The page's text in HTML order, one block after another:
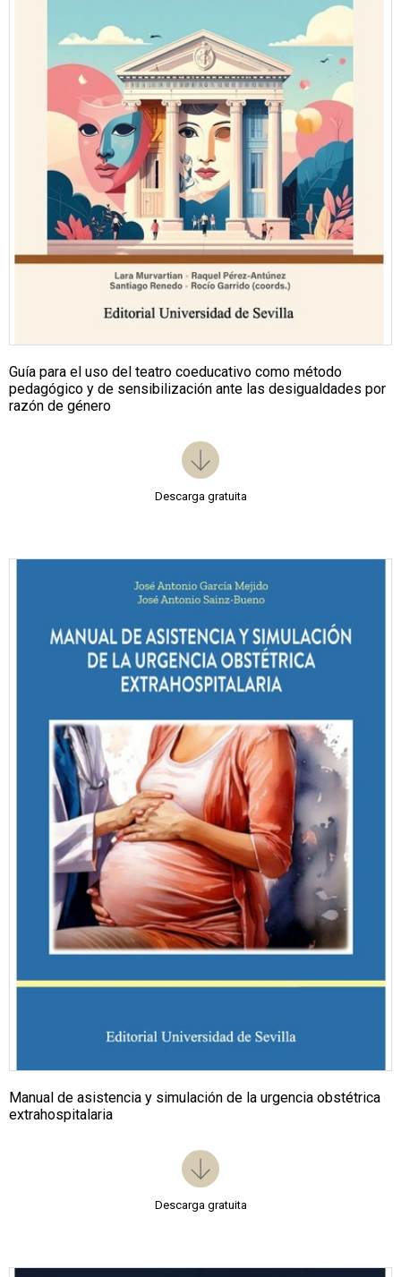
Guía para el uso del teatro coeducativo como método
pedagógico y de sensibilización ante las desigualdades por
razón de género
Descarga gratuita
Manual de asistencia y simulación de la urgencia obstétrica
extrahospitalaria
Descarga gratuita